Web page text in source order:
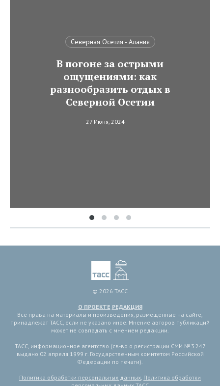
Северная Осетия - Алания
В погоне за острыми
ощущениями: как
разнообразить отдых в
Северной Осетии
27 Июня, 2024
© 2026 ТАСС
О ПРОЕКТЕ РЕДАКЦИЯ
Все права на материалы и произведения, размещенные на сайте,
принадлежат ТАСС, если не указано иное. Мнение авторов публикаций
может не совпадать с мнением редакции.
ТАСС, информационное агентство (св-во о регистрации СМИ № 3 247
выдано 02 апреля 1999 г. Государственным комитетом Российской
Федерации по печати).
Политика обработки персональных данных, Политика обработки